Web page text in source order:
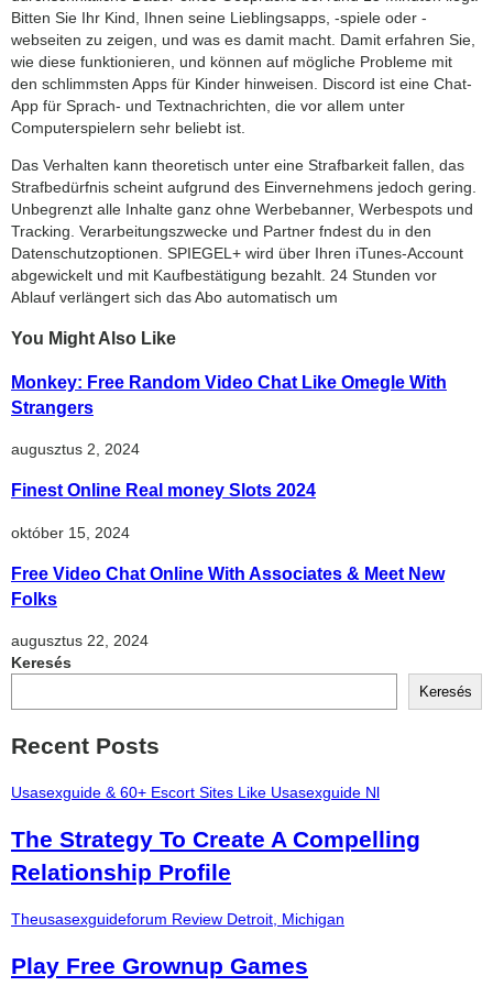
Bitten Sie Ihr Kind, Ihnen seine Lieblingsapps, -spiele oder -
webseiten zu zeigen, und was es damit macht. Damit erfahren Sie,
wie diese funktionieren, und können auf mögliche Probleme mit
den schlimmsten Apps für Kinder hinweisen. Discord ist eine Chat-
App für Sprach- und Textnachrichten, die vor allem unter
Computerspielern sehr beliebt ist.
Das Verhalten kann theoretisch unter eine Strafbarkeit fallen, das
Strafbedürfnis scheint aufgrund des Einvernehmens jedoch gering.
Unbegrenzt alle Inhalte ganz ohne Werbebanner, Werbespots und
Tracking. Verarbeitungszwecke und Partner fndest du in den
Datenschutzoptionen. SPIEGEL+ wird über Ihren iTunes-Account
abgewickelt und mit Kaufbestätigung bezahlt. 24 Stunden vor
Ablauf verlängert sich das Abo automatisch um
You Might Also Like
Monkey: Free Random Video Chat Like Omegle With
Strangers
augusztus 2, 2024
Finest Online Real money Slots 2024
október 15, 2024
Free Video Chat Online With Associates & Meet New
Folks
augusztus 22, 2024
Keresés
Keresés
Recent Posts
Usasexguide & 60+ Escort Sites Like Usasexguide Nl
The Strategy To Create A Compelling
Relationship Profile
Theusasexguideforum Review Detroit, Michigan
Play Free Grownup Games